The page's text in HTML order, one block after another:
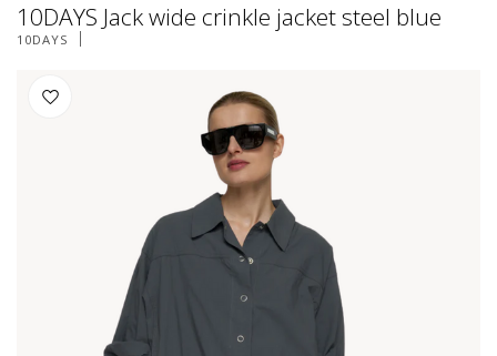
10DAYS Jack wide crinkle jacket steel blue
10DAYS